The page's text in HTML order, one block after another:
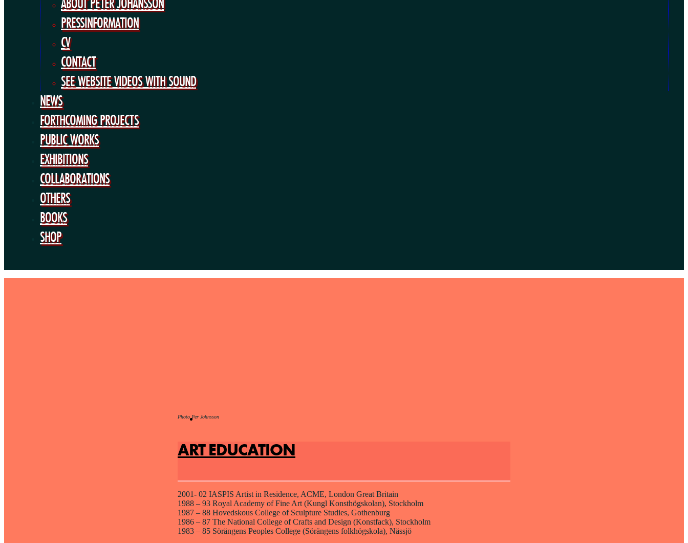
PRESSINFORMATION
CV
CONTACT
SEE WEBSITE VIDEOS WITH SOUND
NEWS
FORTHCOMING PROJECTS
PUBLIC WORKS
EXHIBITIONS
COLLABORATIONS
OTHERS
BOOKS
SHOP
Photo Per Johnsson
ART EDUCATION
2001- 02 IASPIS Artist in Residence, ACME, London Great Britain
1988 – 93 Royal Academy of Fine Art (Kungl Konsthögskolan), Stockholm
1987 – 88 Hovedskous College of Sculpture Studies, Gothenburg
1986 – 87 The National College of Crafts and Design (Konstfack), Stockholm
1983 – 85 Sörängens Peoples College (Sörängens folkhögskola), Nässjö